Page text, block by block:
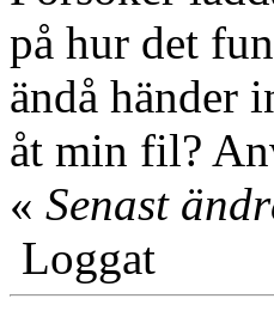
på hur det
ändå händer
åt min fil?
« Senast
Loggat